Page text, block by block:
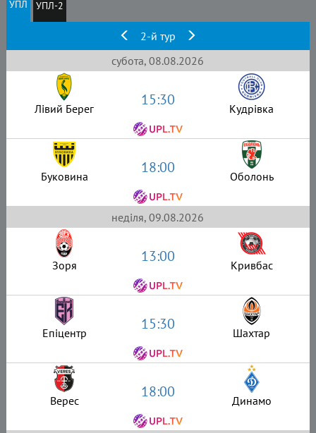
УПЛ УПЛ-2
2-й тур
субота, 08.08.2026
Лівий Берег 15:30 Кудрівка
Буковина 18:00 Оболонь
неділя, 09.08.2026
Зоря 13:00 Кривбас
Епіцентр 15:30 Шахтар
Верес 18:00 Динамо